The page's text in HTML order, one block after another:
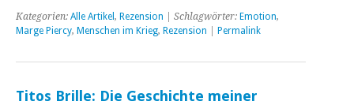
Kategorien: Alle Artikel , Rezension | Schlagwörter: Emotion,
Marge Piercy, Menschen im Krieg, Rezension Permalink
Titos Brille: Die Geschichte meiner